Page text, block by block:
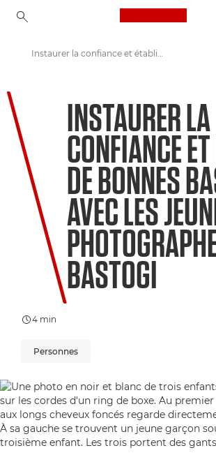
Bienvenue dans VIEW
Instaurer la confiance et établir de bonnes bases avec les jeunes photographes de Bastogi
INSTAURER LA
CONFIANCE
DE BONNES
AVEC LES
BASTOGI
4 min
Personnes